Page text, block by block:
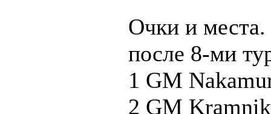
Очки и места.
после 8-ми
1 GM
2 GM